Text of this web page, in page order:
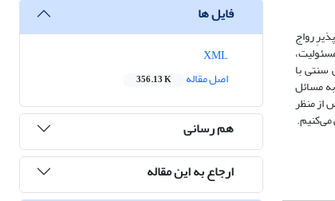
رواج
سنتی با
مسائل
از منظر
می‌کنیم.
فایل ها
اصل مقاله
356.13 K
هم رسانی
ارجاع به این مقاله